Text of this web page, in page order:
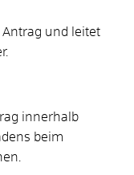
und leitet
innerhalb
beim